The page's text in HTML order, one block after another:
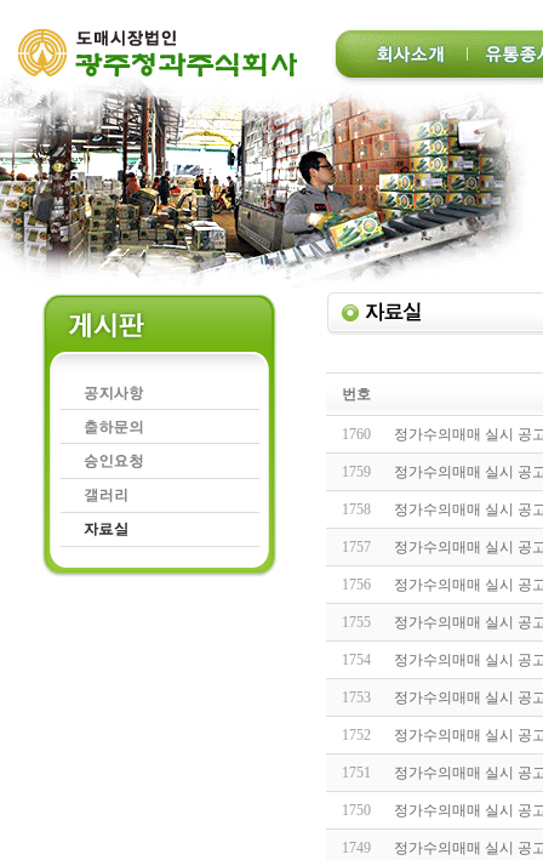
번호
1760 정가수의매매 실시 공
1759 정가수의매매 실시 공
1758 정가수의매매 실시 공
1757 정가수의매매 실시 공
1756 정가수의매매 실시 공
1755 정가수의매매 실시 공
1754 정가수의매매 실시 공
1753 정가수의매매 실시 공
1752 정가수의매매 실시 공
1751 정가수의매매 실시 공
1750 정가수의매매 실시 공
1749 정가수의매매 실시 공